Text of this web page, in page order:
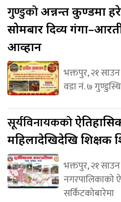
गुण्डुकोअन्नन्त कुण्डमा
सोमबार दिव्य
आव्हान
भक्तपुर, २१
वडा नं. ७
सूर्यविनायकको
महिलादेखिदेखि शिक्षक
भक्तपुर, २१
नगरपालिकाको
सर्किटकोबारेमा